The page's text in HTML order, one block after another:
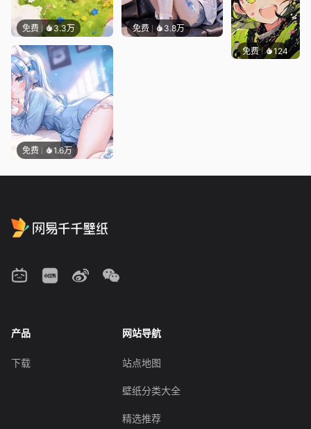
免费 3.3万 免费 3.8万
免费 1.6万
免费 124S37
产品
下载
网站导航
站点地图
壁纸分类大全
精选推荐